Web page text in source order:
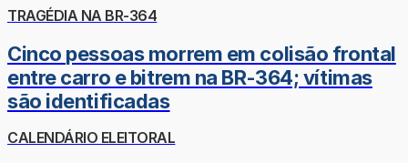
TRAGÉDIA NA BR-364
Cinco pessoas morrem em colisão frontal
entre carro e bitrem na BR-364; vítimas
são identificadas
CALENDÁRIO ELEITORAL